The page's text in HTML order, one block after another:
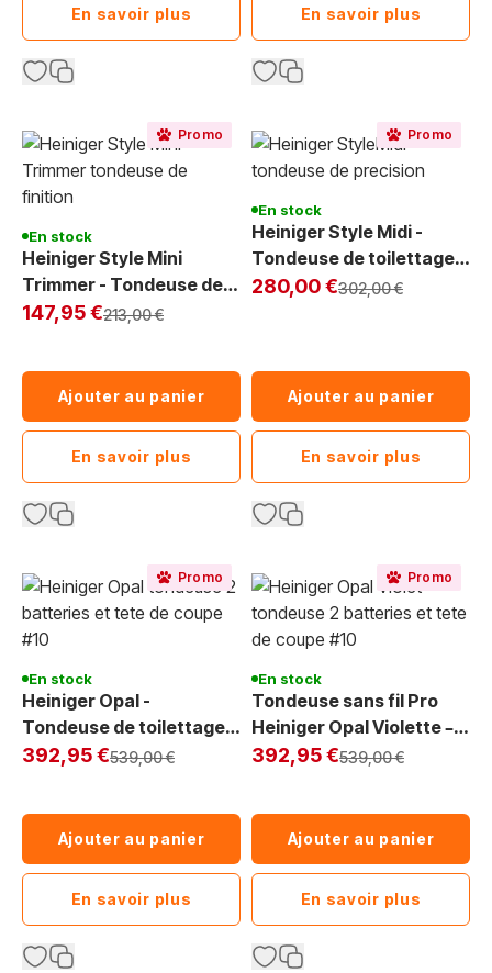
En savoir plus En savoir plus
Promo
En stock
Heiniger Style Mini
Trimmer - Tondeuse de
finition sans fil pour
Exclu Web
147,95 €Prix normal
213,00 €
Ajouter au panier
En savoir plus
Promo
En stock
Heiniger Style Midi -
Tondeuse de toilettage
sans fil pour chien, avec
Exclu Web
280,00 €Prix normal
302,00 €
Ajouter au panier
En savoir plus
Promo
En stock
Heiniger Opal -
Tondeuse de toilettage
sans fil pour chien, haute
Exclu Web
392,95 €Prix normal
539,00 €
Ajouter au panier
En savoir plus
Promo
En stock
Tondeuse sans fil Pro
Heiniger Opal Violette –
4h d'Autonomie, 59 dB
Exclu Web
392,95 €Prix normal
539,00 €
Ajouter au panier
En savoir plus